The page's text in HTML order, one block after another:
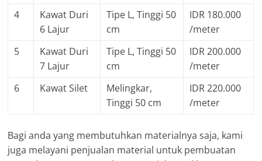
4
Kawat Duri
6 Lajur
Tipe L, Tinggi 50
cm
IDR 180.000
/meter
5
Kawat Duri
7 Lajur
Tipe L, Tinggi 50
cm
IDR 200.000
/meter
6
Kawat Silet
Melingkar,
Tinggi 50 cm
IDR 220.000
/meter
Bagi anda yang membutuhkan materialnya saja, kami
juga melayani penjualan material untuk pembuatan